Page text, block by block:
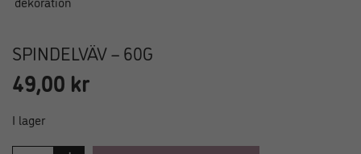
SPINDELVÄV – 60G
49,00 kr
I lager